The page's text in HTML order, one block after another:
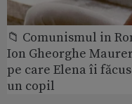
📁 Comunismul in
Ion Gheorghe
pe care Elena îi
un copil